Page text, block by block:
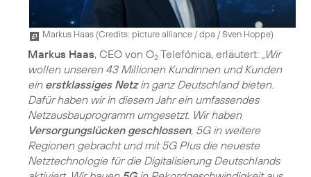
Markus Haas (Credits: picture alliance / dpa / Sven Hoppe)
Markus Haas, CEO von O2 Telefónica, erläutert: „Wir
wollen unseren 43 Millionen Kundinnen und Kunden
ein erstklassiges Netzin ganz Deutschland bieten.
Dafür haben wir in diesem Jahr ein umfassendes
Netzausbauprogramm umgesetzt. Wir haben
Versorgungslücken geschlossen, 5G in weitere
Regionen gebracht und mit 5G Plus die neueste
Netztechnologie für die Digitalisierung Deutschlands